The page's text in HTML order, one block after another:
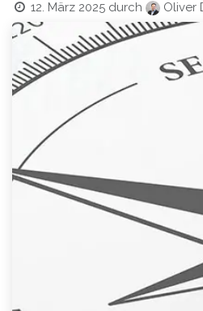
12. März 2025 durch Oliver